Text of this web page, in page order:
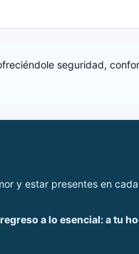
seguridad,
y estar presentes en
a lo esencial: a tu